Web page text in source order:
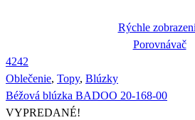
Rýchle
Porovnávač
4242
Oblečenie, Topy, Blúzky
Béžová blúzka BADOO 20-168-00
VYPREDANÉ!